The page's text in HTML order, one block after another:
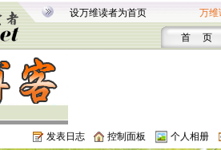
设万维读者为首页 万维
首 页
发表日志 控制面板 个人相册